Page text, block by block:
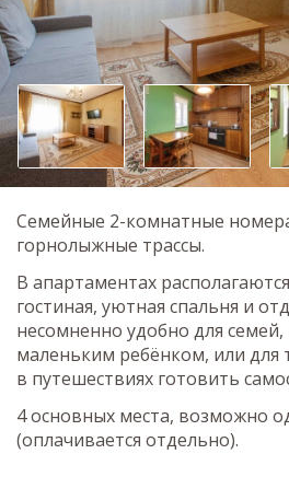
Семейные 2-комнатные
горнолыжные трассы.
В апартаментах
гостиная, уютная спальня и
несомненно удобно для
маленьким ребёнком, или для
в путешествиях готовить
4 основных места, возможно
(оплачивается отдельно).